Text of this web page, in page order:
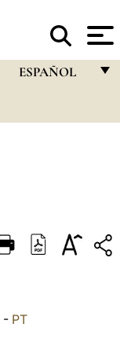
ESPAÑOL
DEUTSCH
العربيّة - PT